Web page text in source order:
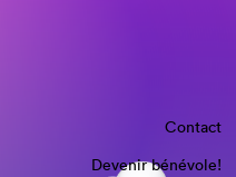
Contact
Devenir bénévole!